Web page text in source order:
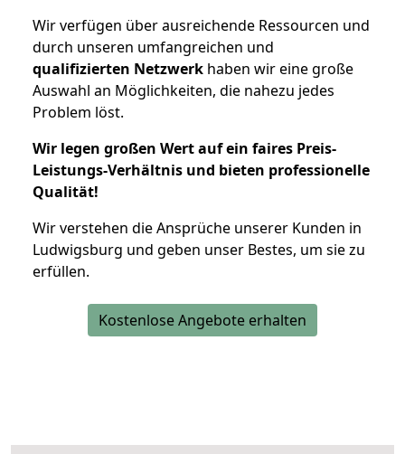
Wir verfügen über ausreichende Ressourcen und
durch unseren umfangreichen und
qualifizierten Netzwerk haben wir eine große
Auswahl an Möglichkeiten, die nahezu jedes
Problem löst.
Wir legen großen Wert auf ein faires Preis-
Leistungs-Verhältnis und bieten professionelle
Qualität!
Wir verstehen die Ansprüche unserer Kunden in
Ludwigsburg und geben unser Bestes, um sie zu
erfüllen.
Kostenlose Angebote erhalten